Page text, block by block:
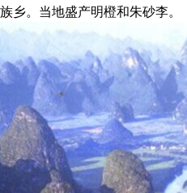
乡。当地盛产明橙和朱砂李。